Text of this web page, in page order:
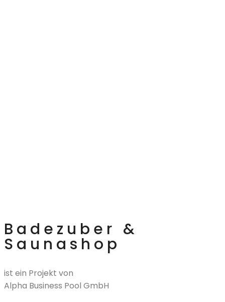
Badezuber &
Saunashop
ist ein Projekt von
Alpha Business Pool GmbH